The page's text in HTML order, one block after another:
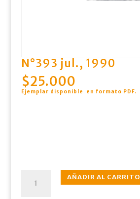
N°393 jul., 1990
$25.000
Ejemplar disponible en formato PDF.
AÑADIR AL CARRITO